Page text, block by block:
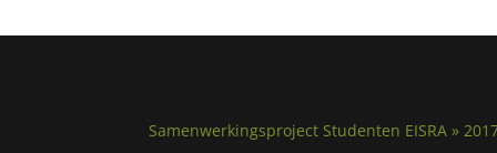
Samenwerkingsproject Studenten EISRA »